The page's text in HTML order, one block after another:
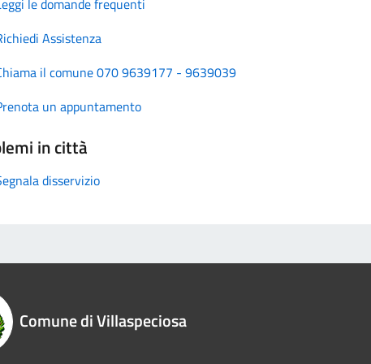
Assistenza
il comune 070 9639177 - 9639039
un appuntamento
in città
disservizio
Comune di Villaspeciosa